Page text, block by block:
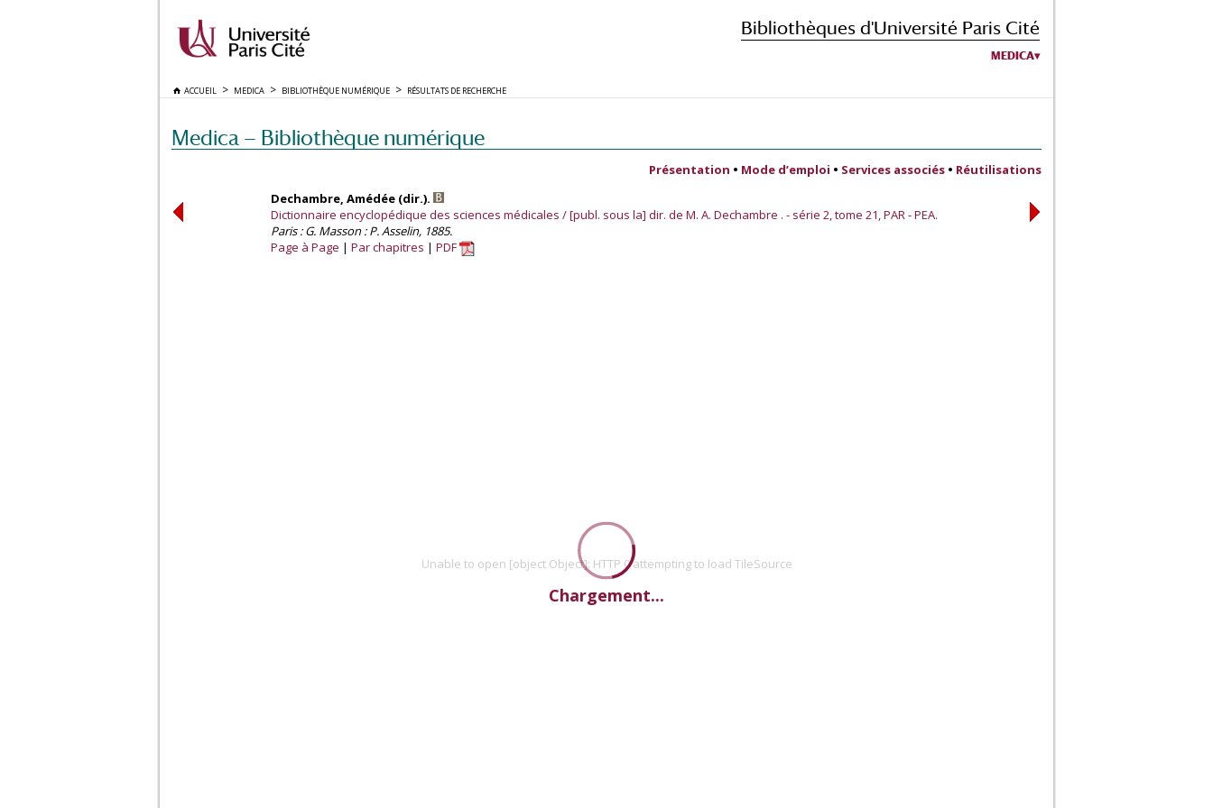
Bibliothèques d'Université Paris Cité
MEDICA
ACCUEIL MEDICA BIBLIOTHÈQUE NUMÉRIQUE RÉSULTATS DE RECHERCHE
Medica — Bibliothèque numérique
Présentation • Mode d’emploi • Services associés • Réutilisations
Dechambre, Amédée (dir.).
Dictionnaire encyclopédique des sciences médicales / [publ. sous la] dir. de M. A. Dechambre . - série 2, tome 21, PAR - PEA.
Paris : G. Masson : P. Asselin, 1885.
Page à Page
Par chapitres PDF
Unable to open [object Object]: HTTP 0 attempting to load TileSource
Chargement...